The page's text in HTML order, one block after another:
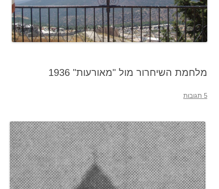
מלחמת השיחרור מול "מאורעות" 1936
5 תגובות